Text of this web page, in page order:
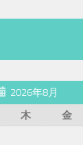
2026年8月
木 金